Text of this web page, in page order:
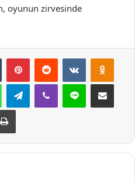
oyunun zirvesinde
Tumblr PinterestReddit VKontakte
WhatsAppTelegramViber Line E-Posta ile
Yazdır